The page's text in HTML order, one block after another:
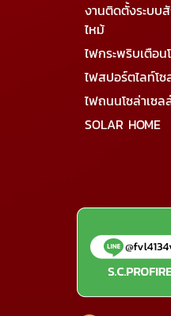
งานติดตั้งระบ
ไหม้
ไฟกระพริบเตือน
ไฟสปอร์ตไลท์โซ
ไฟถนนโซล่าเซล
SOLAR HOME